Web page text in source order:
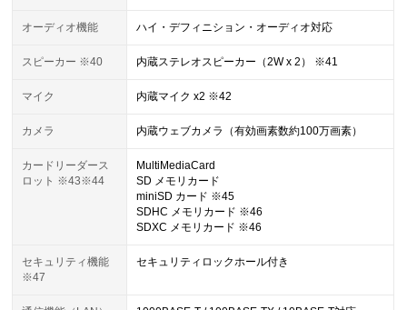
オーディオ機能 ハイ・デフィニション・オーディオ対応
スピーカー ※40 内蔵ステレオスピーカー（2W x 2） ※41
マイク 内蔵マイク x2 ※42
カメラ 内蔵ウェブカメラ（有効画素数約100万画素）
カードリーダース
ロット ※43※44
MultiMediaCard
SD メモリカード
miniSD カード ※45
SDHC メモリカード ※46
SDXC メモリカード ※46
セキュリティ機能
※47
セキュリティロックホール付き